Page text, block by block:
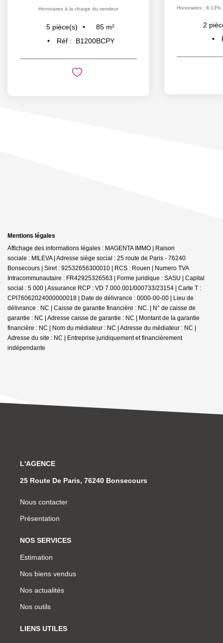
Honoraires à la charge du vendeur
5 pièce(s) 85 m²
Réf :
B1200BCPY
Honoraires : 8,13%
2
Mentions légales
Affichage des informations légales : MAGENTA IMMO | Raison
sociale : MILEVA | Adresse siège social : 25 route de Paris - 76240
Bonsecours | Siret : 92532656300010 | RCS : Rouen | Numero TVA
Intracommunautaire : FR42925326563 | Forme juridique : SASU | Capital
social : 5 000 | Assurance RCP : VD 7.000.001/000733/23154 | Carte T :
CPI76062024000000018 | Date de délivrance : 0000-00-00 | Lieu de
délivrance : NC | Caisse de garantie financière : NC. | N° de caisse de
garantie : NC | Adresse caisse de garantie : NC | Montant de la garantie
financière : NC | Nom du médiateur : NC | Adresse du médiateur : NC |
Adresse du site : NC | Entreprise juridiquement et financièrement
indépendante
L'AGENCE
25 Route De Paris, 76240 Bonsecours
Nous contacter
Présentation
NOS SERVICES
Estimation
Nos biens vendus
Nos actualités
Nos outils
LIENS UTILES